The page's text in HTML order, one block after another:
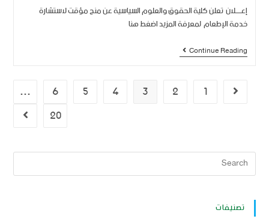
إعـــــلان تعلن كلية الحقوق والعلوم السياسية عن منح مؤقت لاستشارة
خدمة الإطعام لمعرفة المزيد اضغط هنا
Continue Reading
1
2
3
4
5
6
…
20
تصنيفات